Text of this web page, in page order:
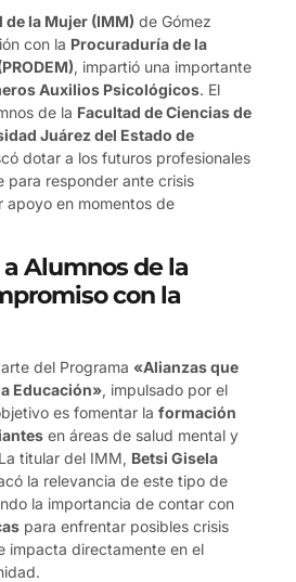
la Mujer (IMM) de Gómez
con la Procuraduría de la
, impartió una importante
Auxilios Psicológicos. El
de la Facultad de Ciencias de
Juárez del Estado de
dotar a los futuros profesionales
para responder ante crisis
apoyo en momentos de
Alumnos de la
con la
del Programa «Alianzas que
Educación», impulsado por el
es fomentar la formación
en áreas de salud mental y
titular del IMM, Betsi Gisela
la relevancia de este tipo de
la importancia de contar con
para enfrentar posibles crisis
impacta directamente en el